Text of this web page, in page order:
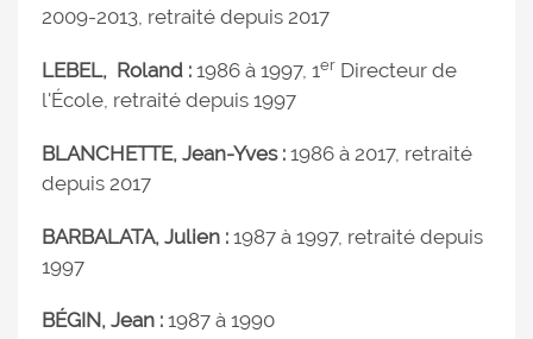
2009-2013, retraité depuis 2017
LEBEL, Roland : 1986 à 1997, 1er Directeur de
l'École, retraité depuis 1997
BLANCHETTE, Jean-Yves : 1986 à 2017, retraité
depuis 2017
BARBALATA, Julien : 1987 à 1997, retraité depuis
1997
BÉGIN, Jean : 1987 à 1990